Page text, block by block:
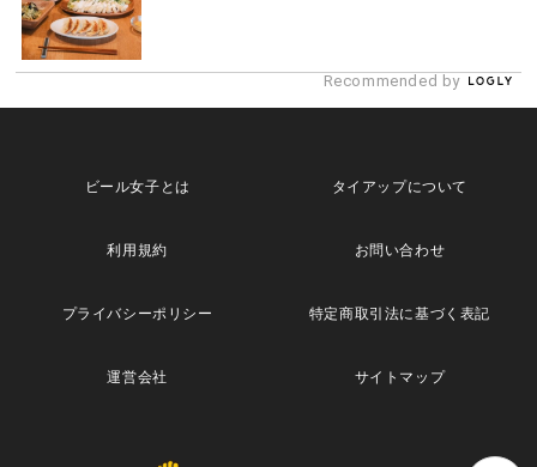
Recommended by
ビール女子とは タイアップについて
利用規約 お問い合わせ
プライバシーポリシー 特定商取引法に基づく表記
運営会社 サイトマップ